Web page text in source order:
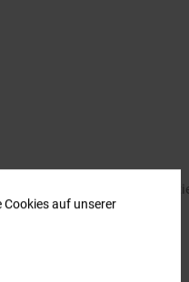
auf unserer
vorhanden,